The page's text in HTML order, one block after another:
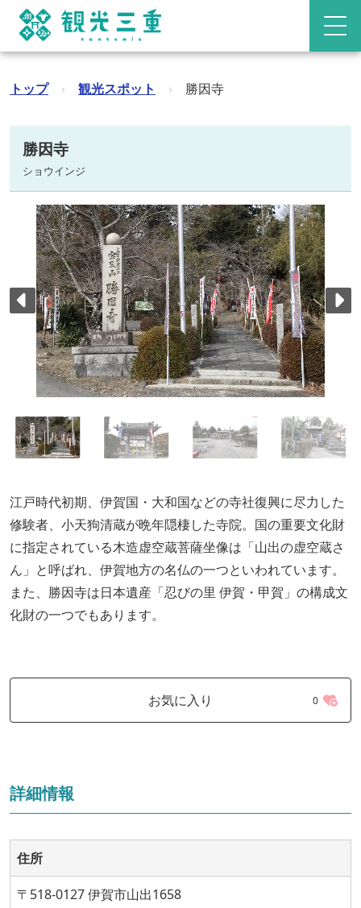
トップ › 観光スポット › 勝因寺
勝因寺
ショウインジ
江戸時代初期、伊賀国・大和国などの寺社復興に尽力した
修験者、小天狗清蔵が晩年隠棲した寺院。国の重要文化財
に指定されている木造虚空蔵菩薩坐像は「山出の虚空蔵さ
ん」と呼ばれ、伊賀地方の名仏の一つといわれています。
また、勝因寺は日本遺産「忍びの里 伊賀・甲賀」の構成文
化財の一つでもあります。
お気に入り 0
詳細情報
住所
〒518-0127 伊賀市山出1658